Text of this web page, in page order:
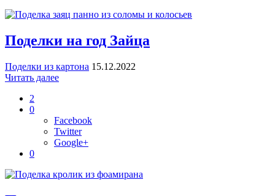
Поделки на год Зайца
Поделки из картона 15.12.2022
Читать далее
2
0
Facebook
Twitter
Google+
0